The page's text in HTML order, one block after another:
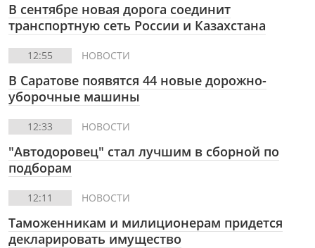
В сентябре новая дорога соединит
транспортную сеть России и Казахстана
12:55 НОВОСТИ
В Саратове появятся 44 новые дорожно-
уборочные машины
12:33 НОВОСТИ
"Автодоровец" стал лучшим в сборной по
подборам
12:11 НОВОСТИ
Таможенникам и милиционерам придется
декларировать имущество